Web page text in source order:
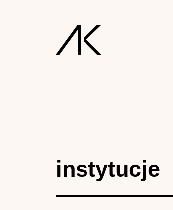
instytucje